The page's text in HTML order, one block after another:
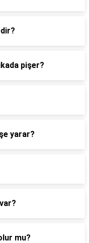
pişer?
yarar?
mu?